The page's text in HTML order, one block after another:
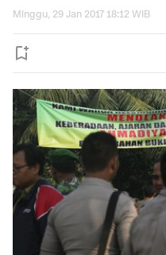
Minggu, 29 Jan 2017 18:12 WIB